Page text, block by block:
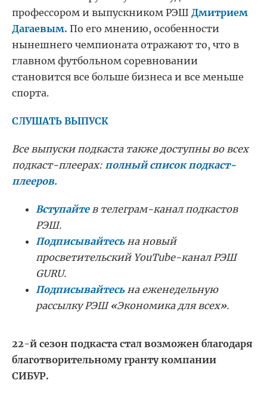
профессором и выпускником РЭШ Дмитрием
Дагаевым. По его мнению, особенности
нынешнего чемпионата отражают то, что в
главном футбольном соревновании
становится все больше бизнеса и все меньше
спорта.
СЛУШАТЬ ВЫПУСК
Все выпуски подкаста также доступны во всех
подкаст-плеерах: полный список подкаст-
плееров.
Вступайтев телеграм-канал подкастов
РЭШ.
Подписывайтесьна новый
просветительский YouTube-канал РЭШ
GURU.
Подписывайтесьна еженедельную
рассылку РЭШ «Экономика для всех».
22-й сезон подкаста стал возможен благодаря
благотворительному гранту компании
СИБУР.